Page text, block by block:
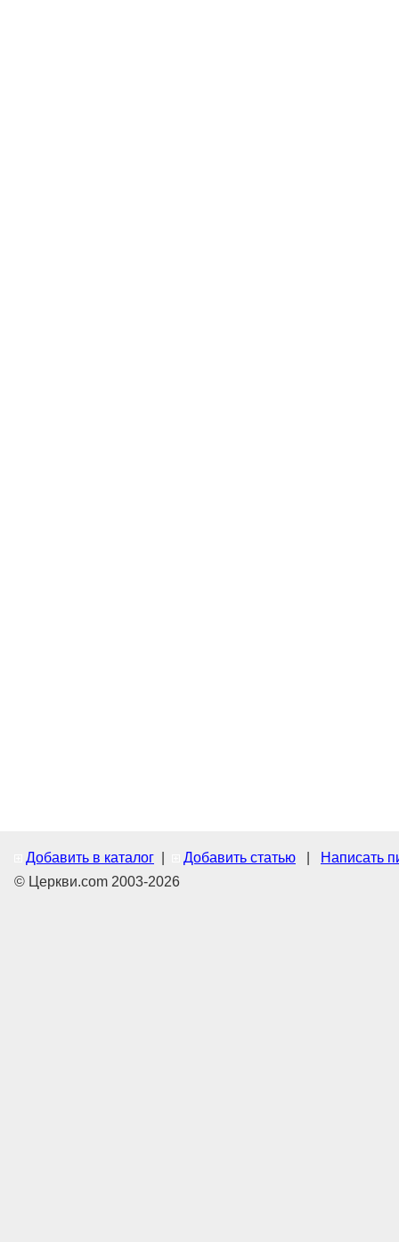
Добавить в каталог Добавить статью
Написать
© Церкви.com 2003-2026